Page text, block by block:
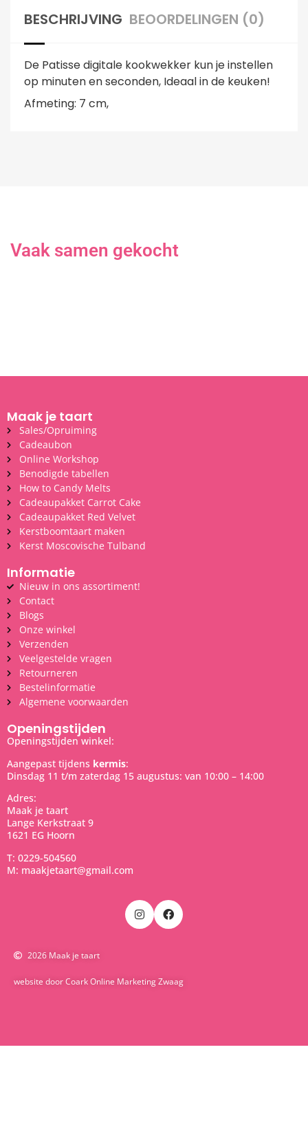
BESCHRIJVING BEOORDELINGEN (0)
De Patisse digitale kookwekker kun je instellen
op minuten en seconden, Ideaal in de keuken!
Afmeting: 7 cm,
Vaak samen gekocht
Maak je taart
Sales/Opruiming
Cadeaubon
Online Workshop
Benodigde tabellen
How to Candy Melts
Cadeaupakket Carrot Cake
Cadeaupakket Red Velvet
Kerstboomtaart maken
Kerst Moscovische Tulband
Informatie
Nieuw in ons assortiment!
Contact
Blogs
Onze winkel
Verzenden
Veelgestelde vragen
Retourneren
Bestelinformatie
Algemene voorwaarden
Openingstijden
Openingstijden winkel:
Aangepast tijdens kermis:
Dinsdag 11 t/m zaterdag 15 augustus: van 10:00 – 14:00
Adres:
Maak je taart
Lange Kerkstraat 9
1621 EG Hoorn
T: 0229-504560
M: maakjetaart@gmail.com
2026 Maak je taart
website door Coark Online Marketing Zwaag